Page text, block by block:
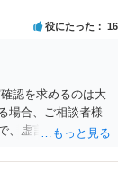
役にたった 16
認を求めるのは大
場合、ご相談者様
、虚言の可能性も
に本当に弁護士を